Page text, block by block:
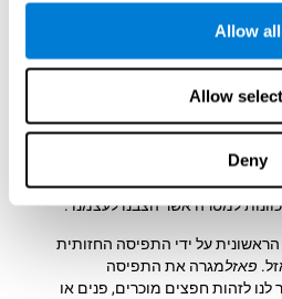
Allow all
Allow
Deny
רלוונטיות אחרון
חשוב לוודא כי אנחנו מבצעים
בגלל שעלינו לפתור את
עוזר לנו לגרות את מיומנויות
קוגנטיבית מאפשרת לנו
למטרה אשר הצבנו לעצמנו .
הראשונית על ידי התפיסה החזותית
פאזלמגרה את התפיסה
לנו לזהות חפצים מוכרים, פנים או